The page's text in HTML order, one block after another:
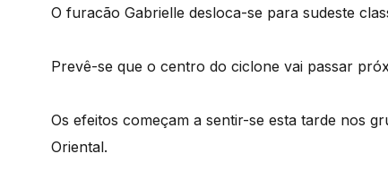
O furacão Gabrielle desloca-se para sudeste
Prevê-se que o centro do ciclone vai passar
Os efeitos começam a sentir-se esta tarde nos
Oriental.